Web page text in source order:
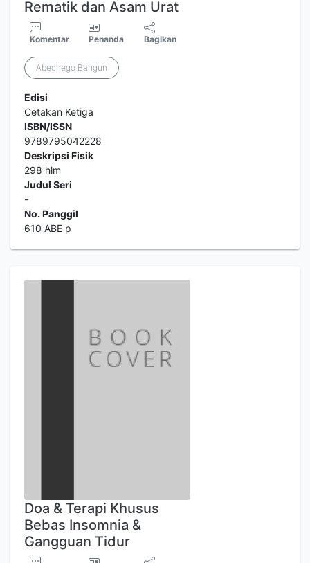
Rematik dan Asam Urat
Komentar Penanda Bagikan
Abednego Bangun
Edisi
Cetakan Ketiga
ISBN/ISSN
9789795042228
Deskripsi Fisik
298 hlm
Judul Seri
-
No. Panggil
610 ABE p
Doa & Terapi Khusus
Bebas Insomnia &
Gangguan Tidur